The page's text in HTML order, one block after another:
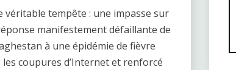
tempête : une impasse sur
manifestement défaillante de
à une épidémie de fièvre
coupures d’Internet et renforcé